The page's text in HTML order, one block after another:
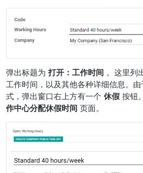
弹出标题为 打开：工作时间 。这里列
工作时间，以及其他各种详细信息。
式，弹出窗口右上方有一个 休假 按钮
作中心分配休假时间 页面。